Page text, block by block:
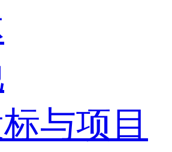
与项目